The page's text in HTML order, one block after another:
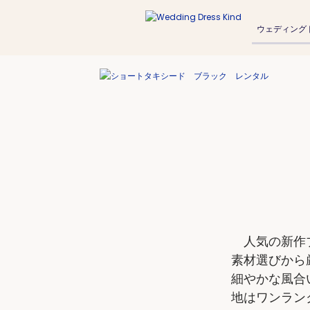
ウェディング
人気の新作
素材選びから
細やかな風
地はワンラ